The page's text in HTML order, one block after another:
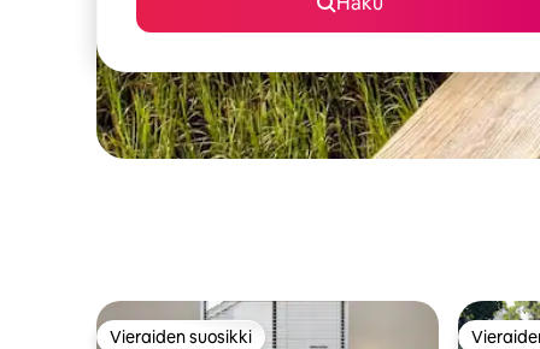
Vieraiden suosikki